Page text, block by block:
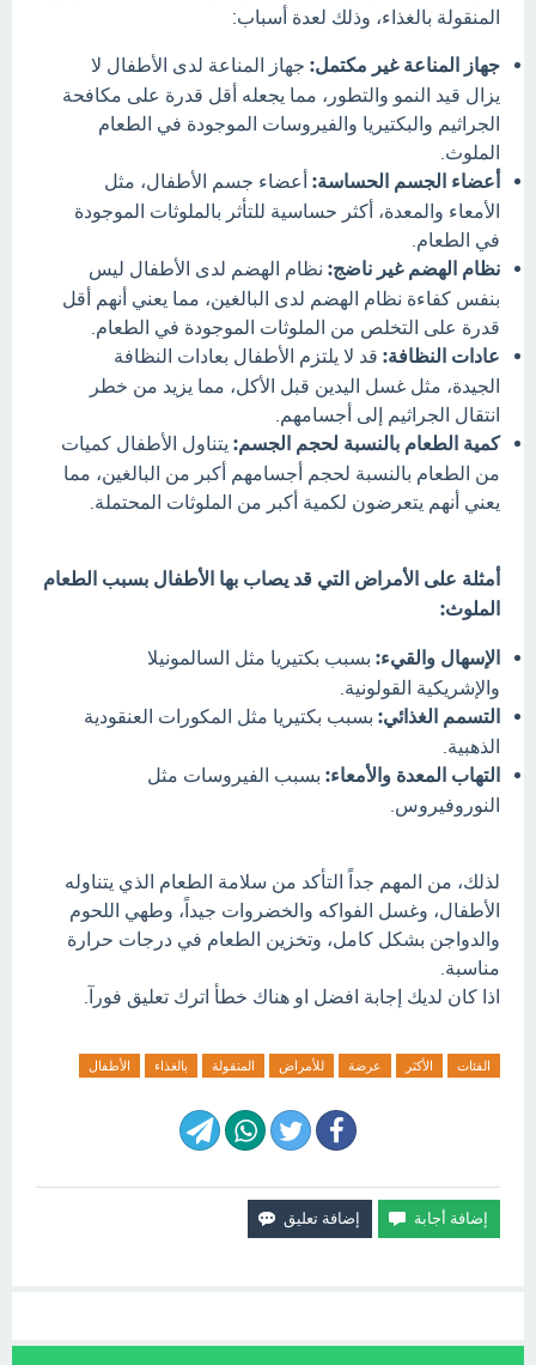
المنقولة بالغذاء، وذلك لعدة أسباب:
جهاز المناعة غير مكتمل: جهاز المناعة لدى الأطفال لا
يزال قيد النمو والتطور، مما يجعله أقل قدرة على مكافحة
الجراثيم والبكتيريا والفيروسات الموجودة في الطعام
الملوث.
أعضاء الجسم الحساسة: أعضاء جسم الأطفال، مثل
الأمعاء والمعدة، أكثر حساسية للتأثر بالملوثات الموجودة
في الطعام.
نظام الهضم غير ناضج: نظام الهضم لدى الأطفال ليس
بنفس كفاءة نظام الهضم لدى البالغين، مما يعني أنهم أقل
قدرة على التخلص من الملوثات الموجودة في الطعام.
عادات النظافة: قد لا يلتزم الأطفال بعادات النظافة
الجيدة، مثل غسل اليدين قبل الأكل، مما يزيد من خطر
انتقال الجراثيم إلى أجسامهم.
كمية الطعام بالنسبة لحجم الجسم: يتناول الأطفال كميات
من الطعام بالنسبة لحجم أجسامهم أكبر من البالغين، مما
يعني أنهم يتعرضون لكمية أكبر من الملوثات المحتملة.
أمثلة على الأمراض التي قد يصاب بها الأطفال بسبب الطعام
الملوث:
الإسهال والقيء: بسبب بكتيريا مثل السالمونيلا
والإشريكية القولونية.
التسمم الغذائي: بسبب بكتيريا مثل المكورات العنقودية
الذهبية.
التهاب المعدة والأمعاء: بسبب الفيروسات مثل
النوروفيروس.
لذلك، من المهم جداً التأكد من سلامة الطعام الذي يتناوله
الأطفال، وغسل الفواكه والخضروات جيداً، وطهي اللحوم
والدواجن بشكل كامل، وتخزين الطعام في درجات حرارة
مناسبة.
اذا كان لديك إجابة افضل او هناك خطأ اترك تعليق فورآ.
الفئات الأكثر عرضة للأمراض المنقولة بالغذاء الأطفال